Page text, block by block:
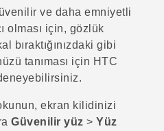
ve daha emniyetli
olması için, gözlük
bıraktığınızdaki gibi
tanıması için HTC
ekran kilidinizi
Güvenilir yüz > Yüz